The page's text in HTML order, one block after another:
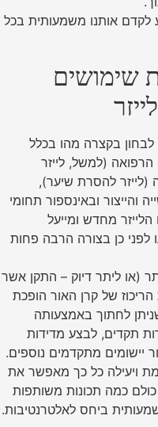
לקדם אותנו משמעותית בכל
שימושים
לבחון בקצרה מהו בכלל
הרפואה (למשל, לייזר
להסרת שיער),
ובאינספור תחומי
מחדש ומייעל
לפני כן בצורה הרבה פחות
(או ליתר דיוק – התקן אשר
של קרן האור הופכת
לחתוך באמצעותה
תקדים, לבצע מדידות
יישומים מתקדמים נוספים.
ויעילה כל כך מאפשר את
כולם כמה תכונות משותפות
ביחס לאלטרנטיבות.